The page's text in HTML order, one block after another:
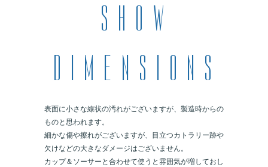
表面に小さな線状の汚れがございますが、製造時からの
ものと思われます。
細かな傷や擦れがございますが、目立つカトラリー跡や
欠けなどの大きなダメージはございません。
カップ＆ソーサーと合わせて使うと雰囲気が増しておし